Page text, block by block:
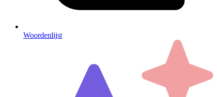
Woordenlijst